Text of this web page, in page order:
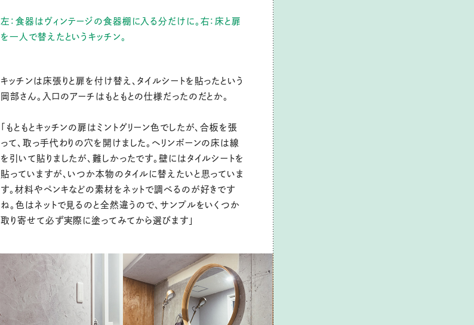
左：食器はヴィンテージの食器棚に入る分だけに。右：床と扉
を一人で替えたというキッチン。
キッチンは床張りと扉を付け替え、タイルシートを貼ったという
岡部さん。入口のアーチはもともとの仕様だったのだとか。
「もともとキッチンの扉はミントグリーン色でしたが、合板を張
って、取っ手代わりの穴を開けました。ヘリンボーンの床は線
を引いて貼りましたが、難しかったです。壁にはタイルシートを
貼っていますが、いつか本物のタイルに替えたいと思っていま
す。材料やペンキなどの素材をネットで調べるのが好きです
ね。色はネットで見るのと全然違うので、サンプルをいくつか
取り寄せて必ず実際に塗ってみてから選びます」